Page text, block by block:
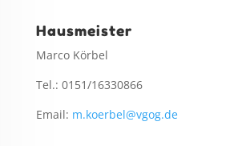
Hausmeister
Marco Körbel
Tel.: 0151/16330866
Email: m.koerbel@vgog.de